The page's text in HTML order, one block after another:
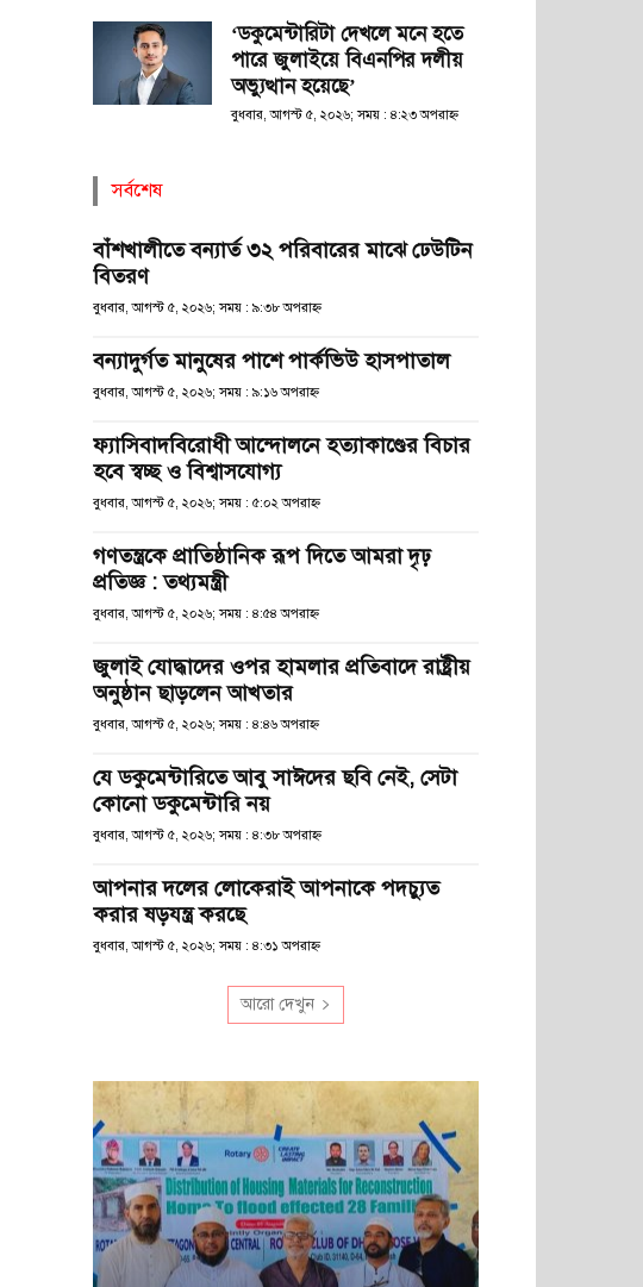
‘ডকুমেন্টারিটা দেখলে মনে হতে
পারে জুলাইয়ে বিএনপির দলীয়
অভ্যুত্থান হয়েছে’
বুধবার, আগস্ট ৫, ২০২৬; সময় : ৪:২৩ অপরাহ্ণ
সর্বশেষ
বাঁশখালীতে বন্যার্ত ৩২ পরিবারের মাঝে ঢেউটিন
বিতরণ
বুধবার, আগস্ট ৫, ২০২৬; সময় : ৯:৩৮ অপরাহ্ণ
বন্যাদুর্গত মানুষের পাশে পার্কভিউ হাসপাতাল
বুধবার, আগস্ট ৫, ২০২৬; সময় : ৯:১৬ অপরাহ্ণ
ফ্যাসিবাদবিরোধী আন্দোলনে হত্যাকাণ্ডের বিচার
হবে স্বচ্ছ ও বিশ্বাসযোগ্য
বুধবার, আগস্ট ৫, ২০২৬; সময় : ৫:০২ অপরাহ্ণ
গণতন্ত্রকে প্রাতিষ্ঠানিক রূপ দিতে আমরা দৃঢ়
প্রতিজ্ঞ : তথ্যমন্ত্রী
বুধবার, আগস্ট ৫, ২০২৬; সময় : ৪:৫৪ অপরাহ্ণ
জুলাই যোদ্ধাদের ওপর হামলার প্রতিবাদে রাষ্ট্রীয়
অনুষ্ঠান ছাড়লেন আখতার
বুধবার, আগস্ট ৫, ২০২৬; সময় : ৪:৪৬ অপরাহ্ণ
যে ডকুমেন্টারিতে আবু সাঈদের ছবি নেই, সেটা
কোনো ডকুমেন্টারি নয়
বুধবার, আগস্ট ৫, ২০২৬; সময় : ৪:৩৮ অপরাহ্ণ
আপনার দলের লোকেরাই আপনাকে পদচ্যুত
করার ষড়যন্ত্র করছে
বুধবার, আগস্ট ৫, ২০২৬; সময় : ৪:৩১ অপরাহ্ণ
আরো দেখুন